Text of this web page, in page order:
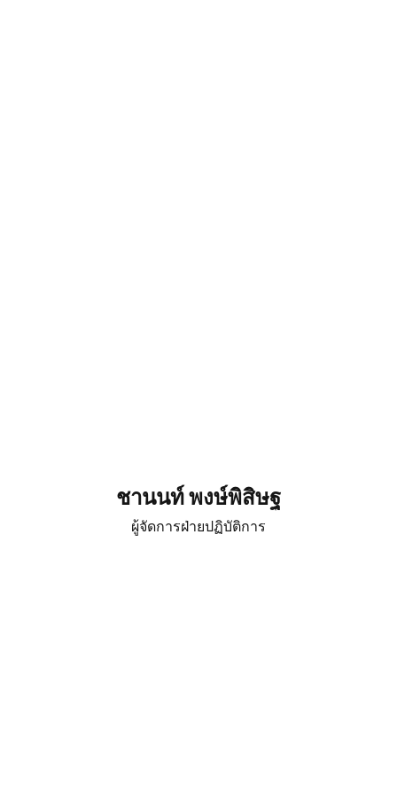
ชานนท์ พงษ์พิสิษฐ
ผู้จัดการฝ่ายปฏิบัติการ